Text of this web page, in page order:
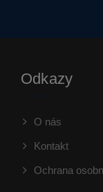
Odkazy
O nás
Kontakt
Ochrana